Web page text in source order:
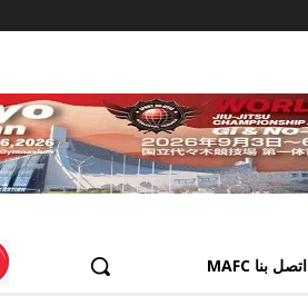
اتصل بنا MAFC